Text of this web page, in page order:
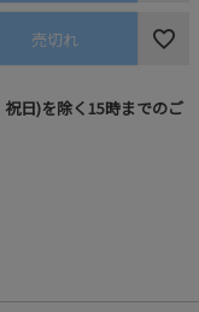
売切れ
日)を除く15時までのご